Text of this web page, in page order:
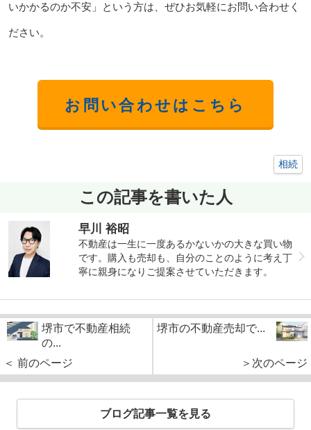
いかかるのか不安」という方は、ぜひお気軽にお問い合わせく
ださい。
お問い合わせはこちら
相続
この記事を書いた人
早川 裕昭
不動産は一生に一度あるかないかの大きな買い物
です。購入も売却も、自分のことのように考え丁
寧に親身になりご提案させていただきます。
堺市で不動産相続
の...
＜ 前のページ
堺市の不動産売却で...
＞次のページ
ブログ記事一覧を見る